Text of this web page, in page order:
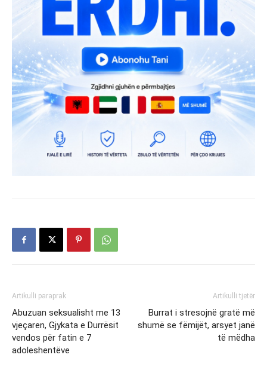
Artikulli paraprak
Abuzuan seksualisht me 13
vjeçaren, Gjykata e Durrësit
vendos për fatin e 7
adoleshentëve
Artikulli tjetër
Burrat i stresojnë gratë më
shumë se fëmijët, arsyet janë
të mëdha